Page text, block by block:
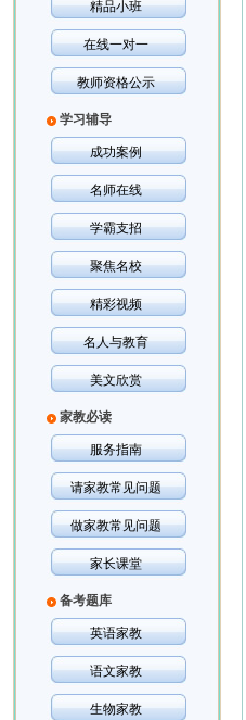
精品小班
在线一对一
教师资格公示
学习辅导
成功案例
名师在线
学霸支招
聚焦名校
精彩视频
名人与教育
美文欣赏
家教必读
服务指南
请家教常见问题
做家教常见问题
家长课堂
备考题库
英语家教
语文家教
生物家教